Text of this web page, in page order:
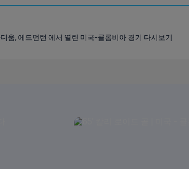
움, 에드먼턴 에서 열린 미국-콜롬비아 경기 다시보기